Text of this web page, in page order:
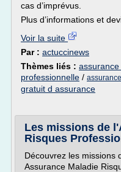
cas d’imprévus.
Plus d’informations et
Voir la suite
Par : actuccinews
Thèmes liés :
professionnelle /
gratuit d assurance
Les missions de
Risques
Découvrez les missions
Assurance Maladie